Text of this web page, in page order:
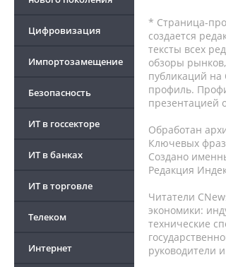
Цифровизация
Импортозамещение
Безопасность
ИТ в госсекторе
ИТ в банках
ИТ в торговле
Телеком
Интернет
* Страница-
создается
тексты всех
обзоры
публикаций на
профиль.
презентацией
Обработан
Ключевых фраз
Создано
Редакция
Читатели
экономики:
технические
руководители